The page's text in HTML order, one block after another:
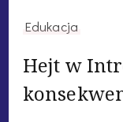
Edukacja
Hejt w